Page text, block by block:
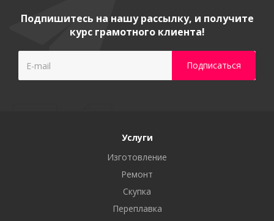
Подпишитесь на нашу рассылку, и получите
курс грамотного клиента!
Услуги
Изготовление
Ремонт
Скупка
Переплавка